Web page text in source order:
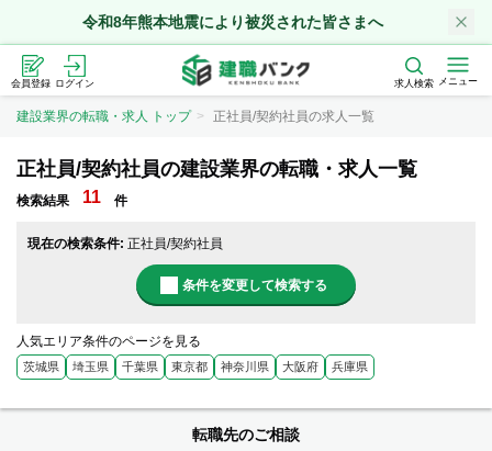
令和8年熊本地震により被災された皆さまへ
会員登録 ログイン 求人検索 メニュー
建設業界の転職・求人 トップ 正社員/契約社員の求人一覧
正社員/契約社員の建設業界の転職・求人一覧
検索結果 11 件
現在の検索条件: 正社員/契約社員
条件を変更して検索する
人気エリア条件のページを見る
茨城県 埼玉県 千葉県 東京都 神奈川県 大阪府 兵庫県
転職先のご相談